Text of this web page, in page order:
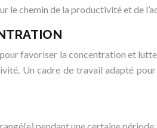
le chemin de la productivité et de
favoriser la concentration et
Un cadre de travail adapté